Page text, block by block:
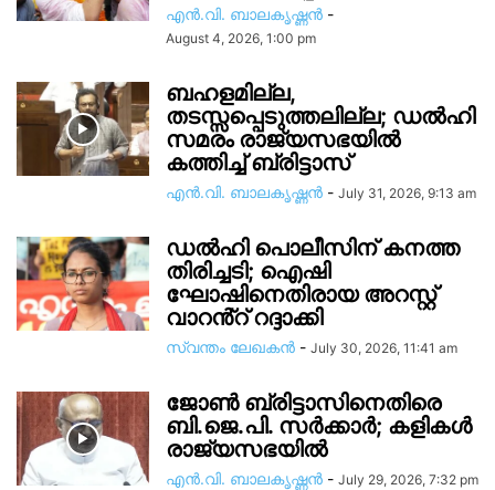
എൻ.വി. ബാലകൃഷ്ണൻ -
August 4, 2026, 1:00 pm
ബഹളമില്ല,
തടസ്സപ്പെടുത്തലില്ല; ഡൽഹി
സമരം രാജ്യസഭയിൽ
കത്തിച്ച് ബ്രിട്ടാസ്
എൻ.വി. ബാലകൃഷ്ണൻ - July 31, 2026, 9:13 am
ഡൽഹി പൊലീസിന് കനത്ത
തിരിച്ചടി; ഐഷി
ഘോഷിനെതിരായ അറസ്റ്റ്
വാറൻ്റ് റദ്ദാക്കി
സ്വന്തം ലേഖകന്‍ - July 30, 2026, 11:41 am
ജോൺ ബ്രിട്ടാസിനെതിരെ
ബി.ജെ.പി. സർക്കാർ; കളികൾ
രാജ്യസഭയിൽ
എൻ.വി. ബാലകൃഷ്ണൻ - July 29, 2026, 7:32 pm